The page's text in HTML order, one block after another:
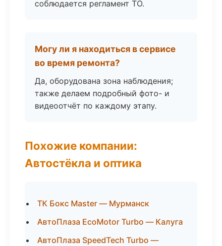
соблюдается регламент ТО.
Могу ли я находиться в сервисе
во время ремонта?
Да, оборудована зона наблюдения;
также делаем подробный фото- и
видеоотчёт по каждому этапу.
Похожие компании:
Автостёкла и оптика
ТК Бокс Master — Мурманск
АвтоПлаза EcoMotor Turbo — Калуга
АвтоПлаза SpeedTech Turbo —